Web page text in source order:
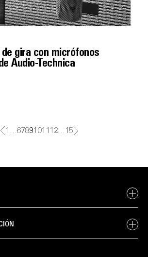
gira con micrófonos
Audio-Technica
1 …67891011 12… 15